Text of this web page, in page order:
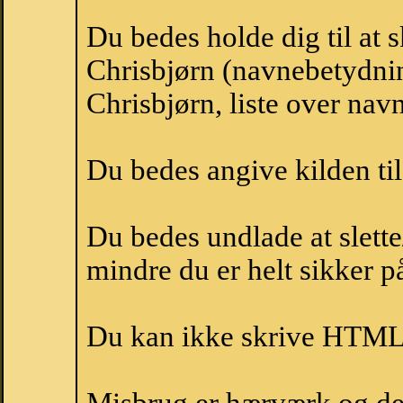
Du bedes holde dig til at
Chrisbjørn
Chrisbjørn, liste over
Du bedes angive kilden
Du bedes undlade at
mindre du er helt sikker
Du kan ikke skrive